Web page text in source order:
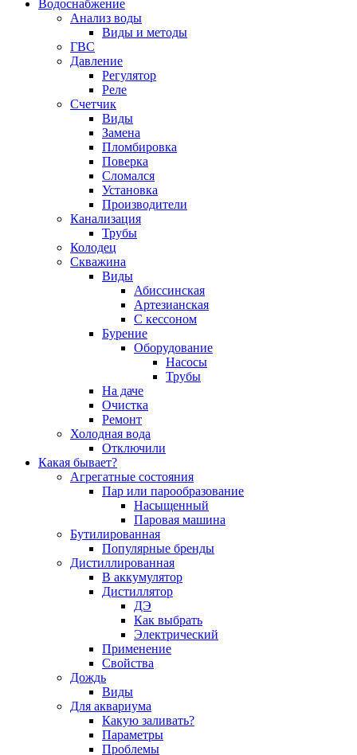
Водоснабжение
Анализ воды
Виды и методы
ГВС
Давление
Регулятор
Реле
Счетчик
Виды
Замена
Пломбировка
Поверка
Сломался
Установка
Производители
Канализация
Трубы
Колодец
Скважина
Виды
Абиссинская
Артезианская
С кессоном
Бурение
Оборудование
Насосы
Трубы
На даче
Очистка
Ремонт
Холодная вода
Отключили
Какая бывает?
Агрегатные состояния
Пар или парообразование
Насыщенный
Паровая машина
Бутилированная
Популярные бренды
Дистиллированная
В аккумулятор
Дистиллятор
ДЭ
Как выбрать
Электрический
Применение
Свойства
Дождь
Виды
Для аквариума
Какую заливать?
Параметры
Проблемы